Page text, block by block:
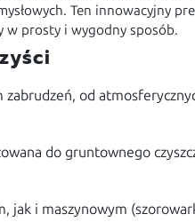
Ten innowacyjny
prosty i wygodny sposób.
od
do gruntownego
jak i maszynowym